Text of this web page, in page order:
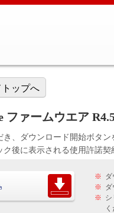
ップへ
ファームウエア
き、ダウンロード開始ボタ
ク後に表示される使用許諾
※ ダ
※
※